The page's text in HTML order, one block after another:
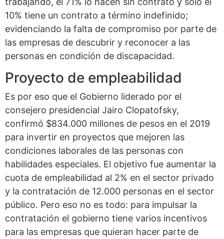
10% tiene un contrato a término indefinido;
evidenciando la falta de compromiso por parte de
las empresas de descubrir y reconocer a las
personas en condición de discapacidad.
Proyecto de empleabilidad
Es por eso que el Gobierno liderado por el
consejero presidencial Jairo Clopatofsky,
confirmó $834.000 millones de pesos en el 2019
para invertir en proyectos que mejoren las
condiciones laborales de las personas con
habilidades especiales. El objetivo fue aumentar la
cuota de empleabilidad al 2% en el sector privado
y la contratación de 12.000 personas en el sector
público. Pero eso no es todo: para impulsar la
contratación el gobierno tiene varios incentivos
para las empresas que quieran hacer parte de